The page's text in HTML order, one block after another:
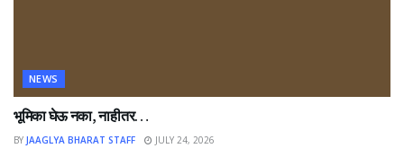
NEWS
भूमिका घेऊ नका, नाहीतर…
BY JAAGLYA BHARAT STAFF JULY 24, 2026